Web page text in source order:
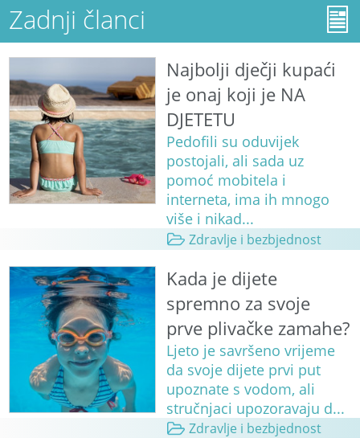
Zadnji članci
Najbolji dječji kupaći
je onaj koji je NA
DJETETU
Pedofili su oduvijek
postojali, ali sada uz
pomoć mobitela i
interneta, ima ih mnogo
više i nikad...
Zdravlje i bezbjednost
Kada je dijete
spremno za svoje
prve plivačke zamahe?
Ljeto je savršeno vrijeme
da svoje dijete prvi put
upoznate s vodom, ali
stručnjaci upozoravaju d...
Zdravlje i bezbjednost